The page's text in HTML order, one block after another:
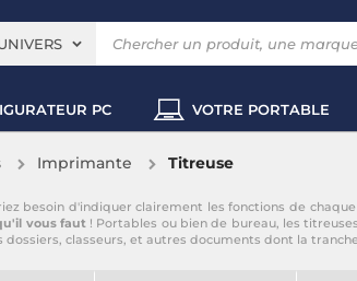
PC VOTRE PORTABLE
Imprimante Titreuse
besoin d'indiquer clairement les fonctions de
vous faut ! Portables ou bien de bureau, les
classeurs, et autres documents dont la